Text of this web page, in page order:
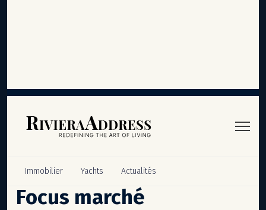
Immobilier Yachts Actualités
Focus marché